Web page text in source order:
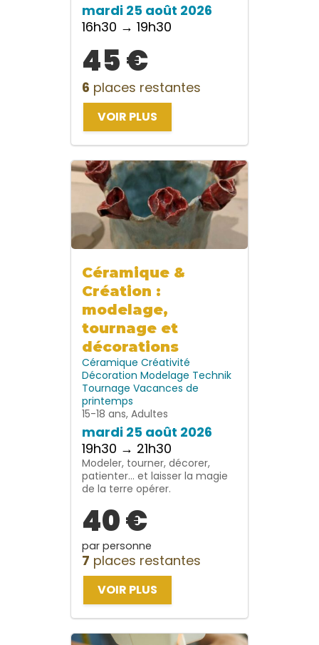
mardi 25 août 2026
16h30 → 19h30
45 €
6 places restantes
VOIR PLUS
Céramique &
Création :
modelage,
tournage et
décorations
Céramique Créativité
Décoration Modelage Technik
Tournage Vacances de
printemps
15-18 ans, Adultes
mardi 25 août 2026
19h30 → 21h30
Modeler, tourner, décorer,
patienter… et laisser la magie
de la terre opérer.
40 €
par personne
7 places restantes
VOIR PLUS